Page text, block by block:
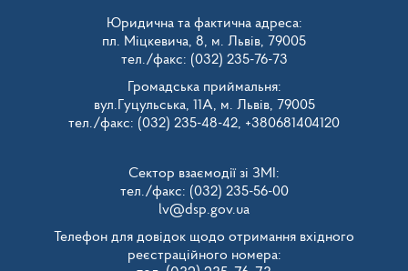
Юридична та фактична адреса:
пл. Міцкевича, 8, м. Львів, 79005
тел./факс: (032) 235-76-73
Громадська приймальня:
вул.Гуцульська, 11А, м. Львів, 79005
тел./факс: (032) 235-48-42, +380681404120
Сектор взаємодії зі ЗМІ:
тел./факс: (032) 235-56-00
lv@dsp.gov.ua
Телефон для довідок щодо отримання вхідного
реєстраційного номера: